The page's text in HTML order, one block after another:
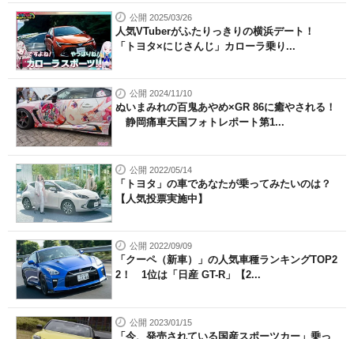
公開 2025/03/26
人気VTuberがふたりっきりの横浜デート！
「トヨタ×にじさんじ」カローラ乗り...
公開 2024/11/10
ぬいまみれの百鬼あやめ×GR 86に癒やされる！
静岡痛車天国フォトレポート第1...
公開 2022/05/14
「トヨタ」の車であなたが乗ってみたいのは？
【人気投票実施中】
公開 2022/09/09
「クーペ（新車）」の人気車種ランキングTOP2
2！ 1位は「日産 GT-R」【2...
公開 2023/01/15
「今、発売されている国産スポーツカー」乗っ